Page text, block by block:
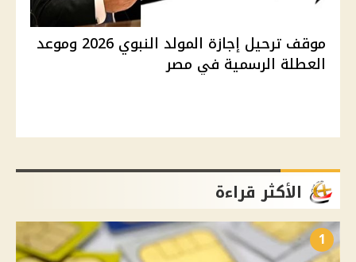
موقف ترحيل إجازة المولد النبوي 2026 وموعد
العطلة الرسمية في مصر
الأكثر قراءة
1